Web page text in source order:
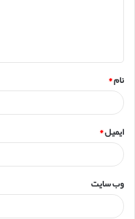
*
نام*
ایمیل*
وب‌ سایت